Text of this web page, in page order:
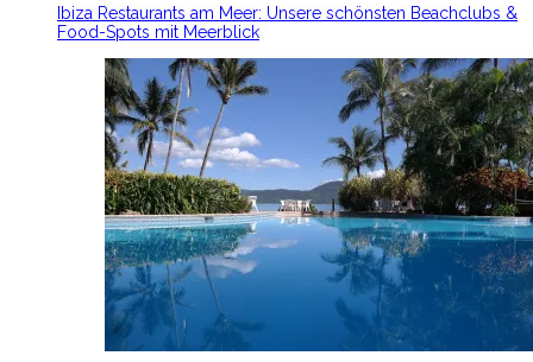
Ibiza Restaurants am Meer: Unsere schönsten Beachclubs &
Food-Spots mit Meerblick